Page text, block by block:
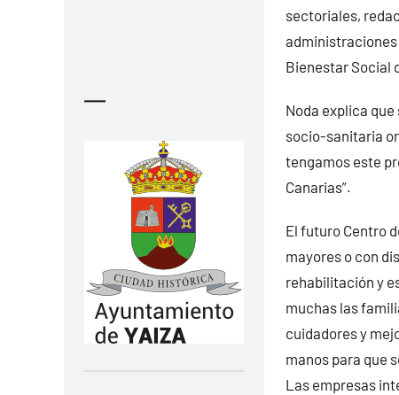
—
sectoriales,
administraciones
Bienestar Social
Noda explica
socio-sanitaria
tengamos este
Canarias”.
El futuro Centro
mayores o con
rehabilitación y
muchas las
cuidadores y
manos para que
Las empresas